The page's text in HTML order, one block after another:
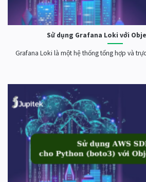
Sử dụng Grafana Loki với
Grafana Loki là một hệ thống tổng hợp và